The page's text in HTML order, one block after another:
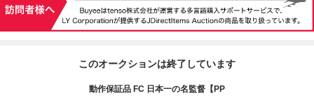
このオークションは終了しています
動作保証品 FC 日本一の名監督【PP